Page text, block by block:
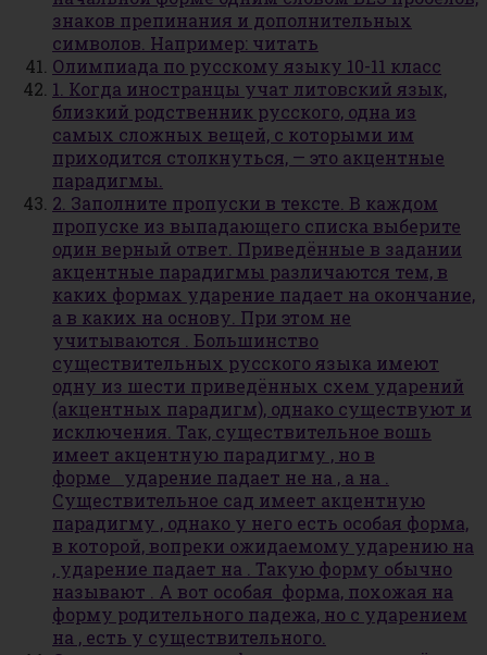
знаков препинания и дополнительных
символов. Например: читать
Олимпиада по русскому языку 10-11 класс
1. Когда иностранцы учат литовский язык,
близкий родственник русского, одна из
самых сложных вещей, с которыми им
приходится столкнуться, — это акцентные
парадигмы.
2. Заполните пропуски в тексте. В каждом
пропуске из выпадающего списка выберите
один верный ответ. Приведённые в задании
акцентные парадигмы различаются тем, в
каких формах ударение падает на окончание,
а в каких на основу. При этом не
учитываются . Большинство
существительных русского языка имеют
одну из шести приведённых схем ударений
(акцентных парадигм), однако существуют и
исключения. Так, существительное вошь
имеет акцентную парадигму , но в
форме ударение падает не на , а на .
Существительное сад имеет акцентную
парадигму , однако у него есть особая форма,
в которой, вопреки ожидаемому ударению на
, ударение падает на . Такую форму обычно
называют . А вот особая форма, похожая на
форму родительного падежа, но с ударением
на , есть у существительного.